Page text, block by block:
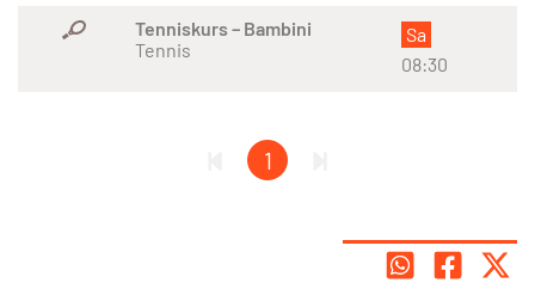
Tenniskurs – Bambini
Tennis
Sa
08:30
1